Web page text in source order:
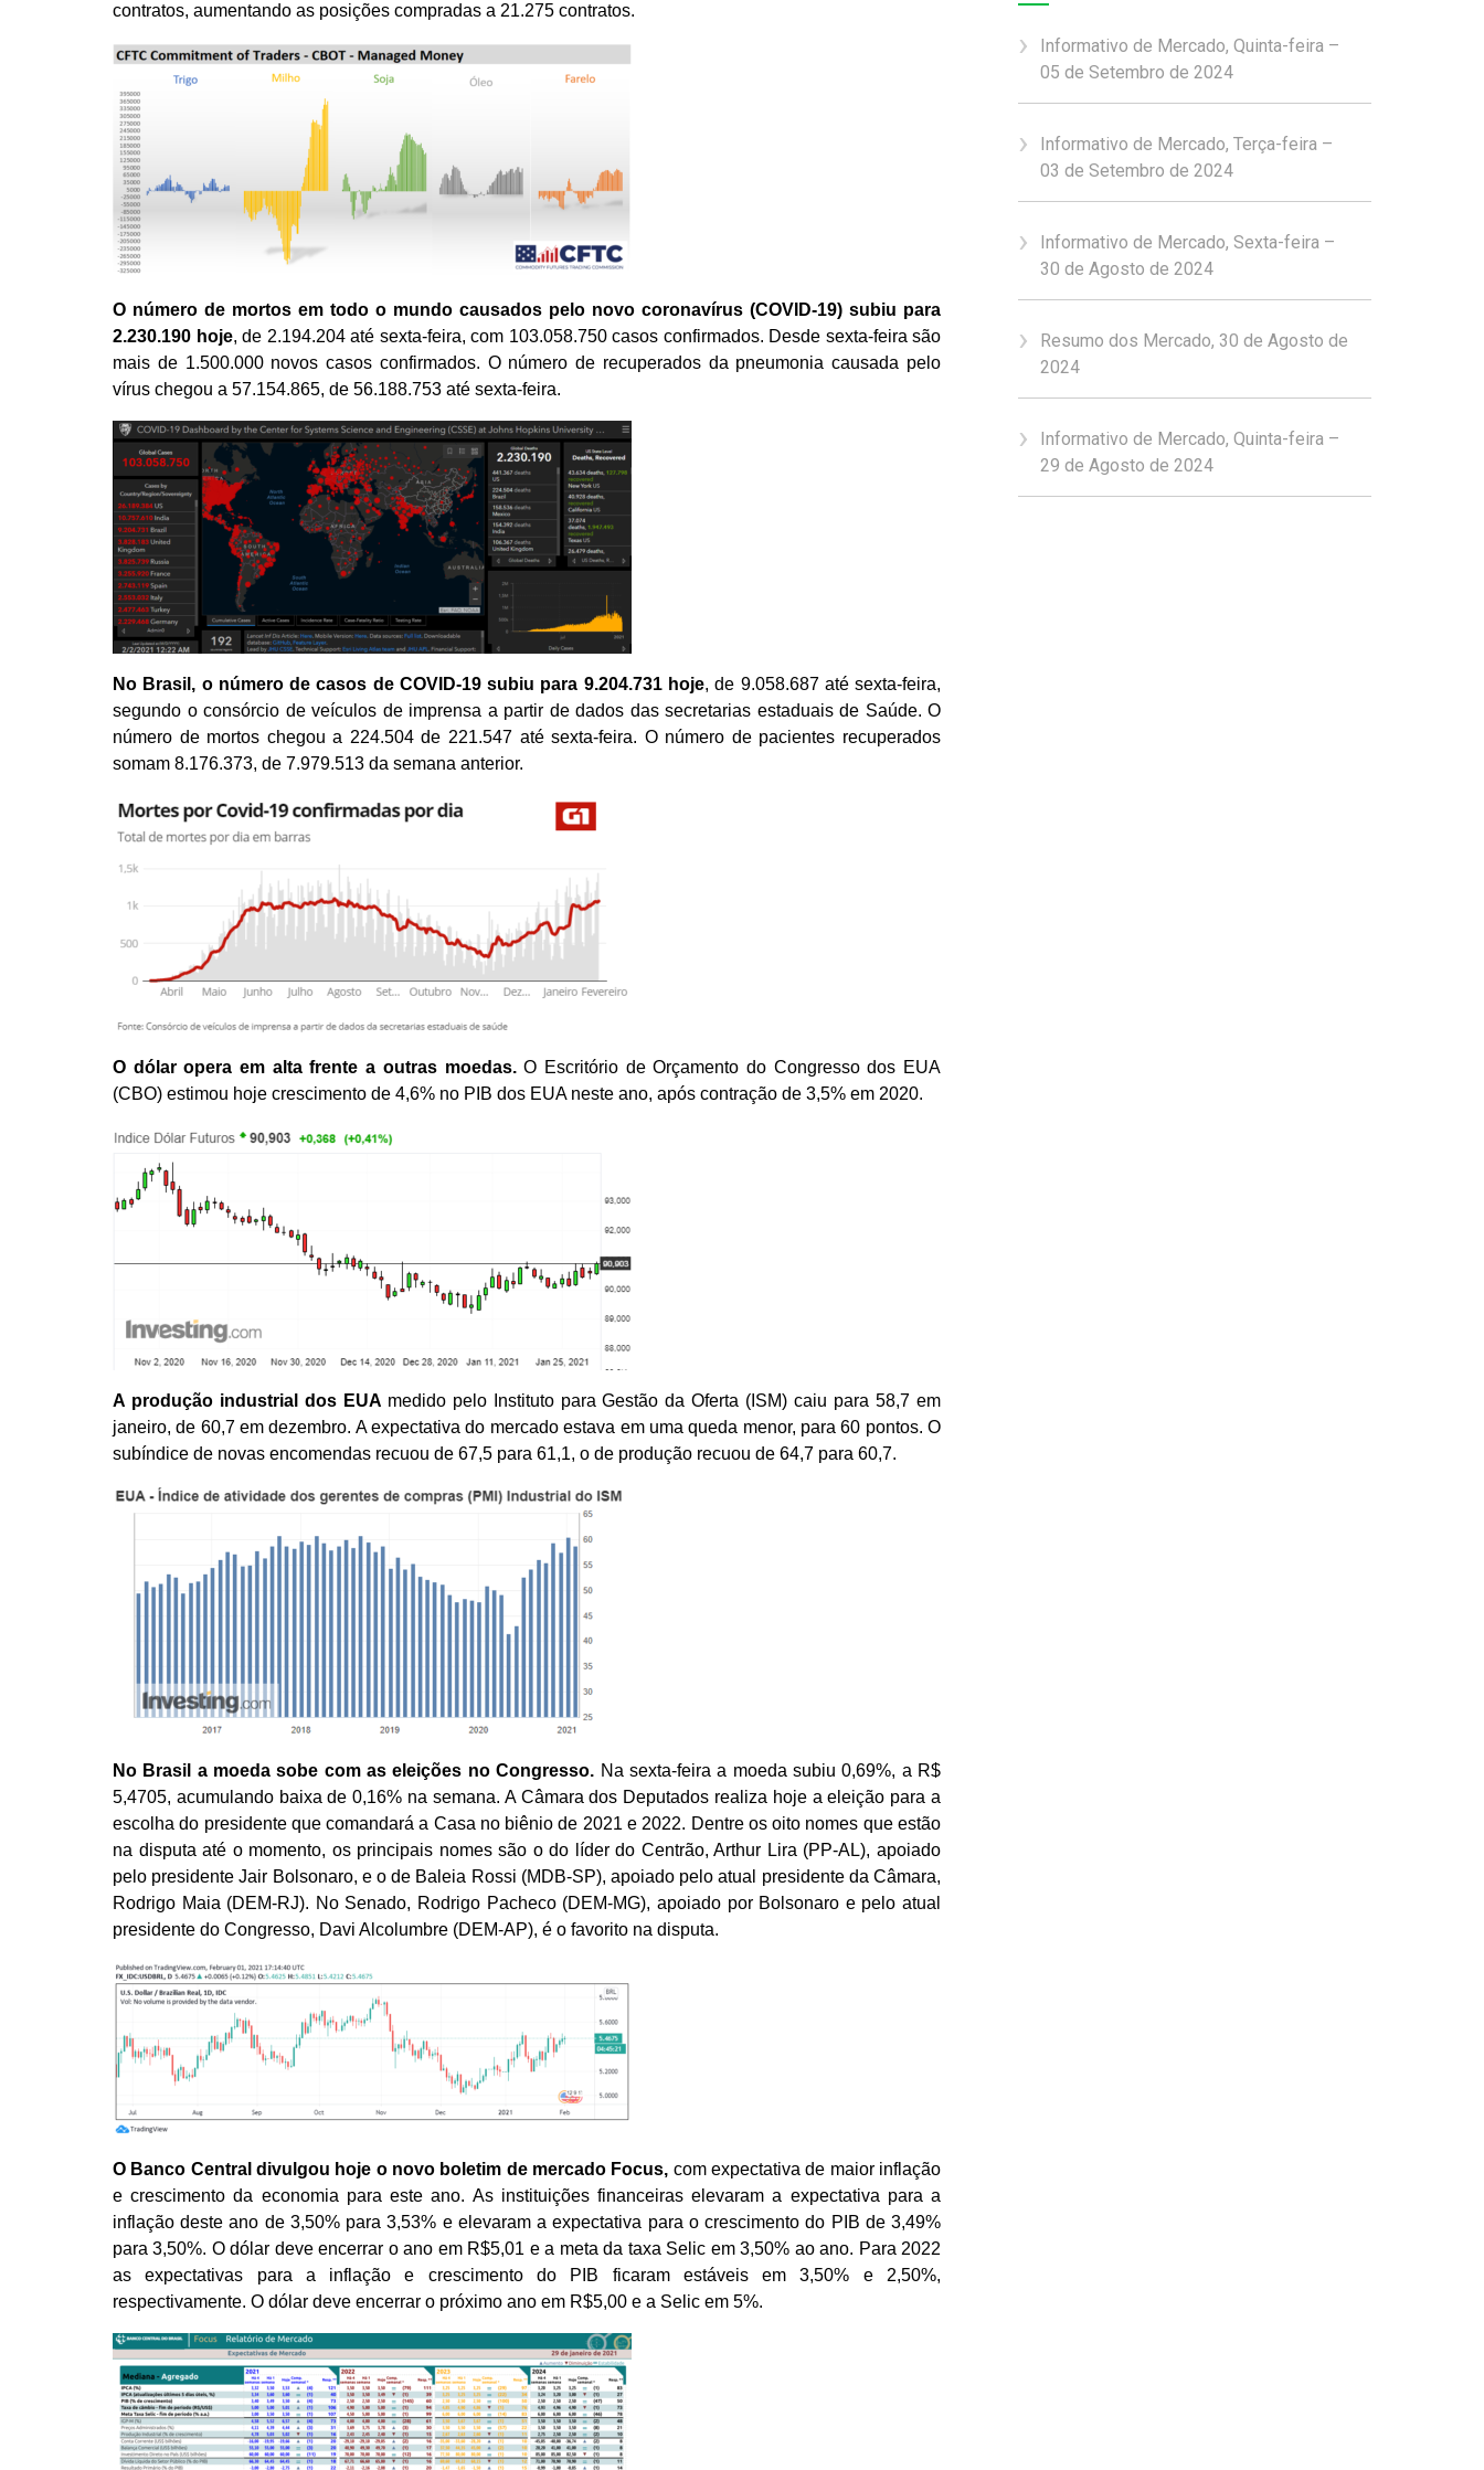
contratos, aumentando as posições compradas a 21.275 contratos.
O número de mortos em todo o mundo causados pelo novo coronavírus (COVID-19) subiu para
2.230.190 hoje, de 2.194.204 até sexta-feira, com 103.058.750 casos confirmados. Desde sexta-feira são
mais de 1.500.000 novos casos confirmados. O número de recuperados da pneumonia causada pelo
vírus chegou a 57.154.865, de 56.188.753 até sexta-feira.
No Brasil, o número de casos de COVID-19 subiu para 9.204.731 hoje,de 9.058.687 atésexta-feira,
segundo o consórcio de veículos de imprensa a partir de dados das secretarias estaduais de Saúde. O
número de mortos chegou a 224.504 de 221.547 atésexta-feira. O número de pacientes recuperados
somam 8.176.373, de 7.979.513 da semana anterior.
O dólar opera em alta frente a outras moedas.O Escritório de Orçamento do Congresso dos EUA
(CBO) estimou hoje crescimento de 4,6% no PIB dos EUA neste ano, após contração de 3,5% em 2020.
A produção industrial dos EUA medido pelo Instituto para Gestão da Oferta (ISM) caiu para 58,7 em
janeiro, de 60,7 em dezembro. A expectativa do mercado estava em uma queda menor, para 60 pontos. O
subíndice de novas encomendas recuou de 67,5 para 61,1, o de produção recuou de 64,7 para 60,7.
No Brasil a moeda sobe com as eleições no Congresso. Na sexta-feira a moeda subiu 0,69%, a R$
5,4705, acumulando baixa de 0,16% na semana. A Câmara dos Deputados realiza hoje a eleição para a
escolha do presidente que comandará a Casa no biênio de 2021 e 2022. Dentre os oito nomes que estão
na disputa até o momento, os principais nomes são o do líder do Centrão, Arthur Lira (PP-AL), apoiado
pelo presidente Jair Bolsonaro, e o de Baleia Rossi (MDB-SP), apoiado pelo atual presidente da Câmara,
Rodrigo Maia (DEM-RJ). No Senado, Rodrigo Pacheco (DEM-MG), apoiado por Bolsonaro e pelo atual
presidente do Congresso, Davi Alcolumbre (DEM-AP), é o favorito na disputa.
O Banco Central divulgou hoje o novo boletim de mercado Focus, com expectativa de maior inflação
e crescimento da economia para este ano. As instituições financeiras elevaram a expectativa para a
inflação deste ano de 3,50% para 3,53% e elevaram a expectativa para o crescimento do PIB de 3,49%
para 3,50%. O dólar deve encerrar o ano em R$5,01 e a meta da taxa Selic em 3,50% ao ano. Para 2022
as expectativas para a inflação e crescimento do PIB ficaram estáveis em 3,50% e 2,50%,
respectivamente. O dólar deve encerrar o próximo ano em R$5,00 e a Selic em 5%.
Informativo de Mercado, Quinta-feira –
05 de Setembro de 2024
Informativo de Mercado, Terça-feira –
03 de Setembro de 2024
Informativo de Mercado, Sexta-feira –
30 de Agosto de 2024
Resumo dos Mercado, 30 de Agosto de
2024
Informativo de Mercado, Quinta-feira –
29 de Agosto de 2024